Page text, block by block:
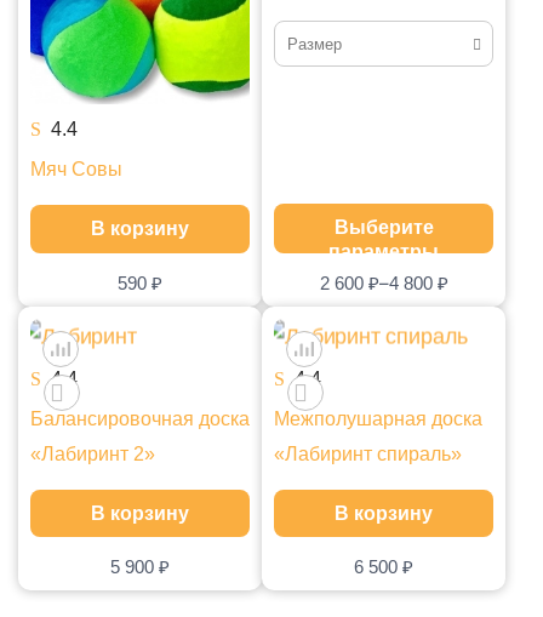
590 ₽
4.4
Мяч Совы
В корзину
2 600 ₽–4 800 ₽
Размер
Выберите
параметры
5 900 ₽
4.4
Балансировочная доска
«Лабиринт 2»
В корзину
6 500₽
4.4
Межполушарная доска
«Лабиринт спираль»
В корзину